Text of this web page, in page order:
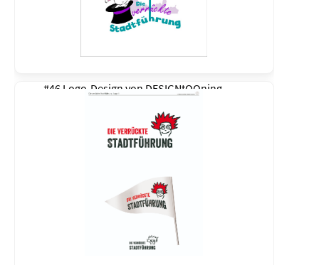
#46 Logo-Design von DESIGNtOOning